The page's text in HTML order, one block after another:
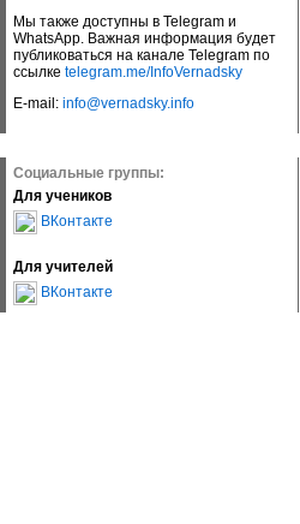
Мы также доступны в Telegram и
WhatsApp. Важная информация будет
публиковаться на канале Telegram по
ссылке telegram.me/InfoVernadsky
E-mail: info@vernadsky.info
Социальные группы:
Для учеников
ВКонтакте
Для учителей
ВКонтакте